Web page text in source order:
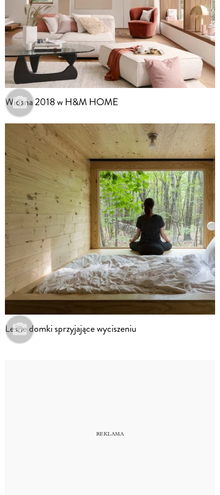
Wiosna 2018 w H&M HOME
Leśne domki sprzyjające wyciszeniu